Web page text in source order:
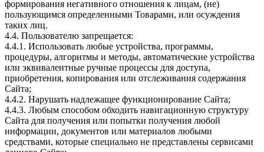
формирования негативного отношения к лицам, (не)
пользующимся определенными Товарами, или осуждения
таких лиц.
4.4. Пользователю запрещается:
4.4.1. Использовать любые устройства, программы,
процедуры, алгоритмы и методы, автоматические устройства
или эквивалентные ручные процессы для доступа,
приобретения, копирования или отслеживания содержания
Сайта;
4.4.2. Нарушать надлежащее функционирование Сайта;
4.4.3. Любым способом обходить навигационную структуру
Сайта для получения или попытки получения любой
информации, документов или материалов любыми
средствами, которые специально не представлены сервисами